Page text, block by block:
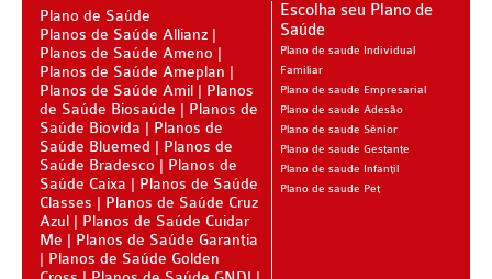
SANTA HELENA PLANO DE SAÚDE INFANTIL
SÃO CRISTOVÃO PLANO DE SAÚDE INFANTIL
SÃO MIGUEL PLANO DE SAÚDE INFANTIL
STA CASA MAUÁ PLANO DE SAÚDE INFANTIL
TOTAL MEDCARE PLANO DE SAÚDE INFANTIL
TRASMONTANO PLANO DE SAÚDE INFANTIL
Plano de Saúde
Planos de Saúde Allianz
Planos de Saúde Ameno
Planos de Saúde Ameplan
Planos de Saúde Amil
Planos
de Saúde Biosaúde
Planos de
Saúde Biovida
Planos de
Saúde Bluemed
Planos de
Saúde Bradesco
Planos de
Saúde Caixa
Planos de Saúde
Classes
Planos de Saúde Cruz
Azul
Planos de Saúde Cuidar
Me
Planos de Saúde Garantia
Planos de Saúde Golden
Escolha seu Plano de
Saúde
Plano de saude Individual
Familiar
Plano de saude Empresarial
Plano de saude Adesão
Plano de saude Sênior
Plano de saude Gestante
Plano de saude Infantil
Plano de saude Pet